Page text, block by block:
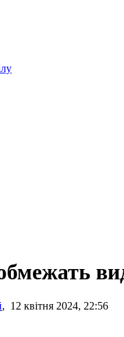
, 12 квітня 2024, 22:56